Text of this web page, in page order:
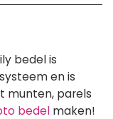
bedel is
systeem en is
munten, parels
bedel maken!